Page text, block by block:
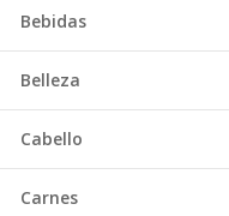
Bebidas
Belleza
Cabello
Carnes